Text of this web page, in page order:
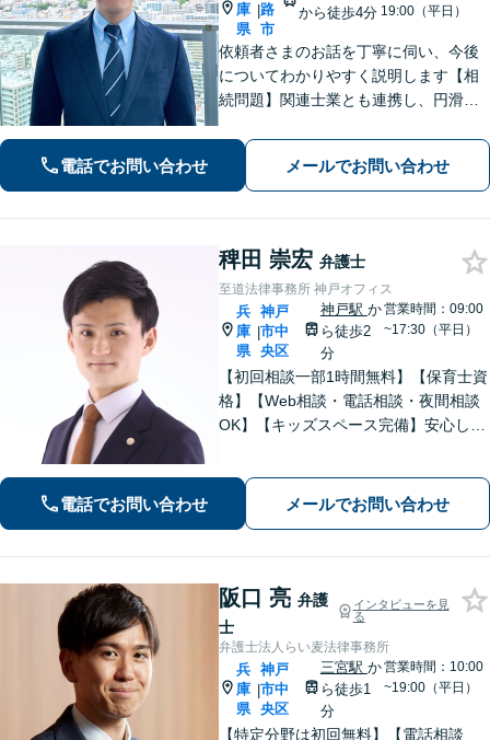
庫
県
|路
市
から徒歩4分 19:00（平日）
依頼者さまのお話を丁寧に伺い、今後
についてわかりやすく説明します【相
続問題】関連士業とも連携し、円滑な
の実績あり。迅速なアクションと適切
なアドバイスはお任せください【夜間
／休日相談可】
電話でお問い合わせ メールでお問い合わせ
稗田 崇宏 弁護士
至道法律事務所 神戸オフィス
兵
庫
県
|
神戸
市中
央区
神戸駅 か
ら徒歩2
分
営業時間：09:00
~17:30（平日）
【初回相談一部1時間無料】【保育士資
格】【Web相談・電話相談・夜間相談
OK】【キッズスペース完備】安心して
も・熟年・不貞・モラハラ）◇相続
（限定承認等も）◇行政（いじめ・学
電話でお問い合わせ メールでお問い合わせ
阪口 亮 弁護
士
インタビューを見
る
弁護士法人らい麦法律事務所
兵
庫
県
|
神戸
市中
央区
三宮駅 か
ら徒歩1
分
営業時間：10:00
~19:00（平日）
【特定分野は初回無料】【電話相談